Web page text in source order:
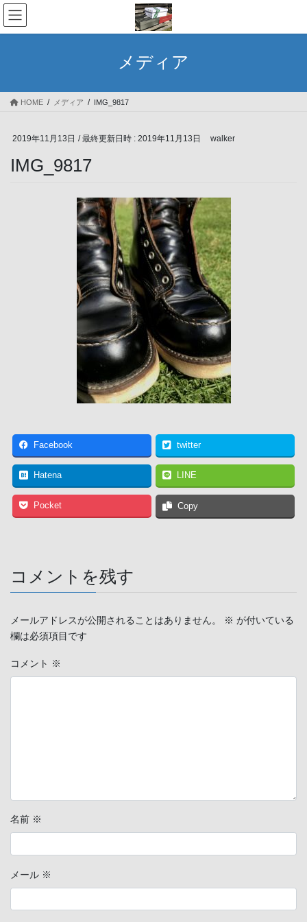
コ
ン
テ
ス
ナ
ビ
ゲ
ン
メディア
HOME メディア IMG_9817
2019年11月13日 / 最終更新日時 : 2019年11月13日 walker
IMG_9817
Facebook twitter
Hatena LINE
Pocket Copy
コメントを残す
メールアドレスが公開されることはありません。 ※ が付いている
欄は必須項目です
コメント ※
名前 ※
メール ※